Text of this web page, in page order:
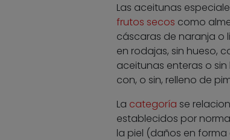
Las aceitunas
frutos secos como
cáscaras de naranja o
en rodajas, sin hueso,
aceitunas enteras o
con, o sin, relleno de
La categoría se
establecidos por
la piel (daños en